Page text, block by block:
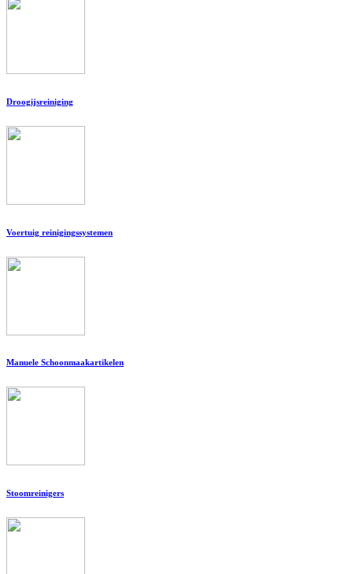
Droogijsreiniging
Voertuig reinigingssystemen
Manuele Schoonmaakartikelen
Stoomreinigers